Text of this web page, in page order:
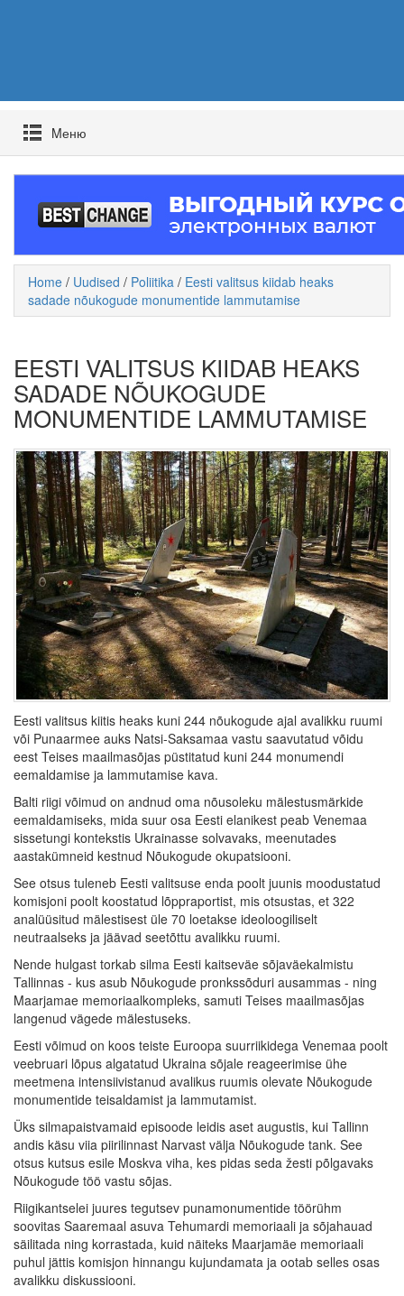
Mеню
Home / Uudised / Poliitika / Eesti valitsus kiidab heaks
sadade nõukogude monumentide lammutamise
EESTI VALITSUS KIIDAB HEAKS
SADADE NÕUKOGUDE
MONUMENTIDE LAMMUTAMISE
Eesti valitsus kiitis heaks kuni 244 nõukogude ajal avalikku ruumi
või Punaarmee auks Natsi-Saksamaa vastu saavutatud võidu
eest Teises maailmasõjas püstitatud kuni 244 monumendi
eemaldamise ja lammutamise kava.
Balti riigi võimud on andnud oma nõusoleku mälestusmärkide
eemaldamiseks, mida suur osa Eesti elanikest peab Venemaa
sissetungi kontekstis Ukrainasse solvavaks, meenutades
aastakümneid kestnud Nõukogude okupatsiooni.
See otsus tuleneb Eesti valitsuse enda poolt juunis moodustatud
komisjoni poolt koostatud lõppraportist, mis otsustas, et 322
analüüsitud mälestisest üle 70 loetakse ideoloogiliselt
neutraalseks ja jäävad seetõttu avalikku ruumi.
Nende hulgast torkab silma Eesti kaitseväe sõjaväekalmistu
Tallinnas - kus asub Nõukogude pronkssõduri ausammas - ning
Maarjamae memoriaalkompleks, samuti Teises maailmasõjas
langenud vägede mälestuseks.
Eesti võimud on koos teiste Euroopa suurriikidega Venemaa poolt
veebruari lõpus algatatud Ukraina sõjale reageerimise ühe
meetmena intensiivistanud avalikus ruumis olevate Nõukogude
monumentide teisaldamist ja lammutamist.
Üks silmapaistvamaid episoode leidis aset augustis, kui Tallinn
andis käsu viia piirilinnast Narvast välja Nõukogude tank. See
otsus kutsus esile Moskva viha, kes pidas seda žesti põlgavaks
Nõukogude töö vastu sõjas.
Riigikantselei juures tegutsev punamonumentide töörühm
soovitas Saaremaal asuva Tehumardi memoriaali ja sõjahauad
säilitada ning korrastada, kuid näiteks Maarjamäe memoriaali
puhul jättis komisjon hinnangu kujundamata ja ootab selles osas
avalikku diskussiooni.